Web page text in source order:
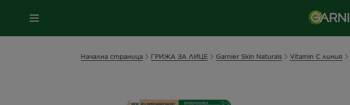
МЕНЮ
Начална страница ГРИЖА ЗА ЛИЦЕ Garnier Skin Naturals Vitamin C линия